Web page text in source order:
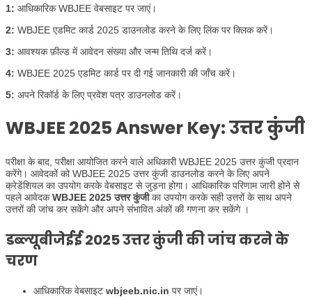
1: आधिकारिक WBJEE वेबसाइट पर जाएं।
2: WBJEE एडमिट कार्ड 2025 डाउनलोड करने के लिए लिंक पर क्लिक करें।
3: आवश्यक फ़ील्ड में आवेदन संख्या और जन्म तिथि दर्ज करें।
4: WBJEE 2025 एडमिट कार्ड पर दी गई जानकारी की जाँच करें।
5: अपने रिकॉर्ड के लिए प्रवेश पत्र डाउनलोड करें।
WBJEE 2025 Answer Key: उत्तर कुंजी
परीक्षा के बाद, परीक्षा आयोजित करने वाले अधिकारी WBJEE 2025 उत्तर कुंजी प्रदान
करेंगे। आवेदकों को WBJEE 2025 उत्तर कुंजी डाउनलोड करने के लिए अपने
क्रेडेंशियल का उपयोग करके वेबसाइट से जुड़ना होगा। आधिकारिक परिणाम जारी होने से
पहले आवेदकWBJEE 2025 उत्तर कुंजीका उपयोग करके सही उत्तरों के साथ अपने
उत्तरों की जांच कर सकेंगे और अपने संभावित अंकों की गणना कर सकेंगे ।
डब्ल्यूबीजेईई2025 उत्तर कुंजी की जांच करने के
चरण
आधिकारिक वेबसाइट wbjeeb.nic.in पर जाएं।